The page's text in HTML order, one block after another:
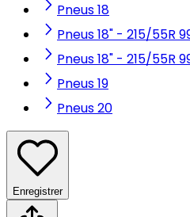
Pneus 18
Pneus 18" - 215/55R
Pneus 18" - 215/55R
Pneus 19
Pneus 20
Enregistrer